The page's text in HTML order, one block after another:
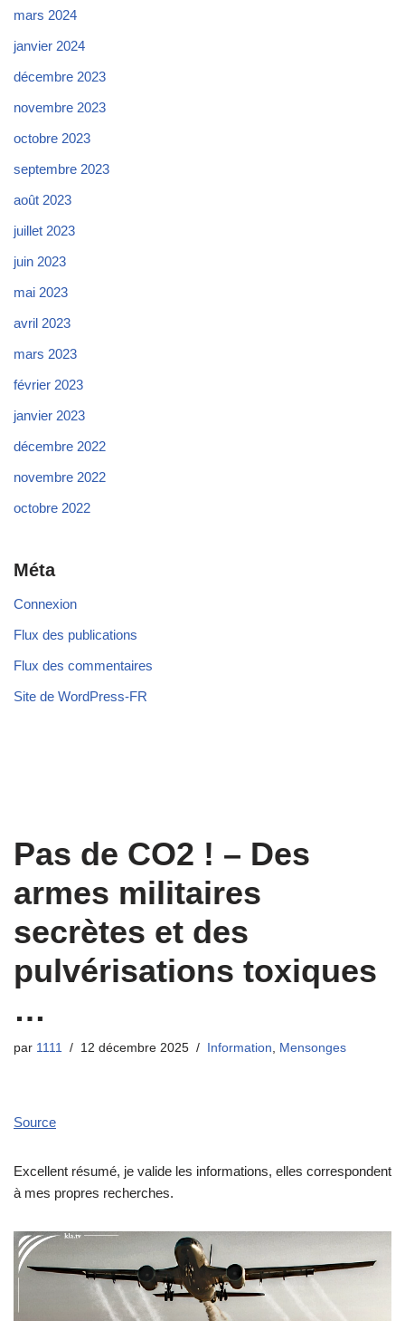
mars 2024
janvier 2024
décembre 2023
novembre 2023
octobre 2023
septembre 2023
août 2023
juillet 2023
juin 2023
mai 2023
avril 2023
mars 2023
février 2023
janvier 2023
décembre 2022
novembre 2022
octobre 2022
Méta
Connexion
Flux des publications
Flux des commentaires
Site de WordPress-FR
Pas de CO2 ! – Des
armes militaires
secrètes et des
pulvérisations toxiques
…
par 1111 12 décembre 2025 Information, Mensonges
Source
Excellent résumé, je valide les informations, elles correspondent
à mes propres recherches.